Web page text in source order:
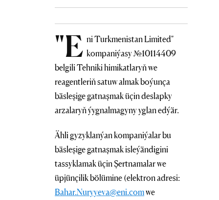
"E ni Turkmenistan Limited"
kompaniýasy №10114409
belgili Tehniki himikatlaryň we
reagentleriň satuw almak boýunça
bäsleşige gatnaşmak üçin deslapky
arzalaryň ýygnalmagyny yglan edýär.
Ähli gyzyklanýan kompaniýalar bu
bäsleşige gatnaşmak isleýändigini
tassyklamak üçin Şertnamalar we
üpjünçilik bölümine (elektron adresi:
Bahar.Nuryyeva@eni.comwe